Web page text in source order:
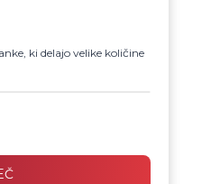
ki delajo velike količine
odstranjevanje
različne DTF tiskalnike.